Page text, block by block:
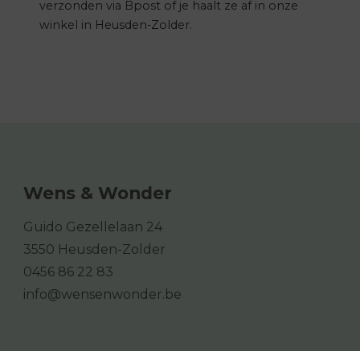
verzonden via Bpost of je haalt ze af in onze
winkel in Heusden-Zolder.
Wens & Wonder
Guido Gezellelaan 24
3550 Heusden-Zolder
0456 86 22 83
info@wensenwonder.be